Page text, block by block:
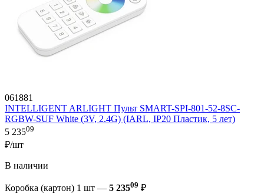
061881
INTELLIGENT ARLIGHT Пульт SMART-SPI-801-52-8SC-
RGBW-SUF White (3V, 2.4G) (IARL, IP20 Пластик, 5 лет)
5 23509
₽/шт
В наличии
Коробка (картон) 1 шт — 5 23509 ₽